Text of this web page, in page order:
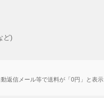
ど)
返信メール等で送料が「0円」と表